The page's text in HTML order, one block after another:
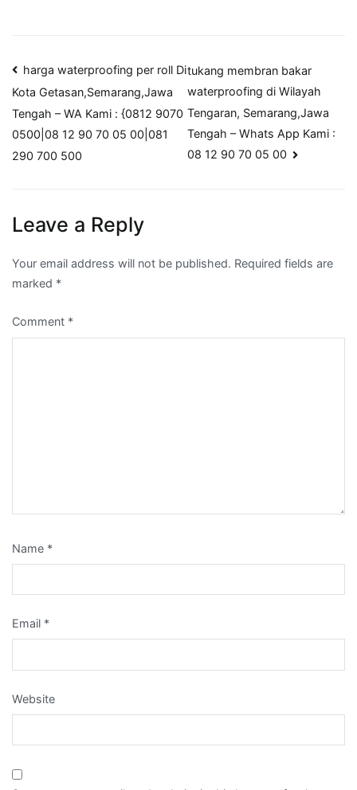
Post
navigation
harga waterproofing per roll Di
Kota Getasan,Semarang,Jawa
Tengah – WA Kami : {0812 9070
0500|08 12 90 70 05 00|081
290 700 500
tukang membran bakar
waterproofing di Wilayah
Tengaran, Semarang,Jawa
Tengah – Whats App Kami :
08 12 90 70 05 00
Leave a Reply
Your email address will not be published. Required fields are
marked *
Comment *
Name *
Email *
Website